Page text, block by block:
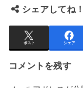
シェアしてね！
ポスト シェア
コメントを残す